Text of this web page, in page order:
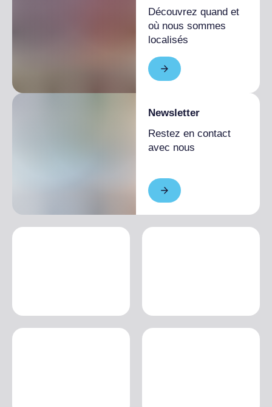
Découvrez quand et
où nous sommes
localisés
Newsletter
Restez en contact
avec nous